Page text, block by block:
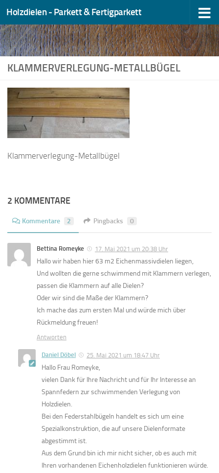
Zum Inhalt springen
Holzdielen - Parkett & Fertigparkett
KLAMMERVERLEGUNG-METALLBÜGEL
Klammerverlegung-Metallbügel
2 KOMMENTARE
Kommentare 2 Pingbacks 0
Bettina Romeyke 17. Mai 2021 um 20:38 Uhr
Hallo wir haben hier 63 m2 Eichenmassivdielen liegen,
Und wollten die gerne schwimmend mit Klammern verlegen,
passen die Klammern auf alle Dielen?
Oder wir sind die Maße der Klammern?
Ich mache das zum ersten Mal und würde mich über
Rückmeldung freuen!
Antworten
Daniel Döbel 25. Mai 2021 um 18:47 Uhr
Hallo Frau Romeyke,
vielen Dank für Ihre Nachricht und für Ihr Interesse an
Spannfedern zur schwimmenden Verlegung von
Holzdielen.
Bei den Federstahlbügeln handelt es sich um eine
Spezialkonstruktion, die auf unsere Dielenformate
abgestimmt ist.
Aus dem Grund bin ich mir nicht sicher, ob es auch mit
Ihren vorhandenen Eichenholzdielen funktionieren würde.